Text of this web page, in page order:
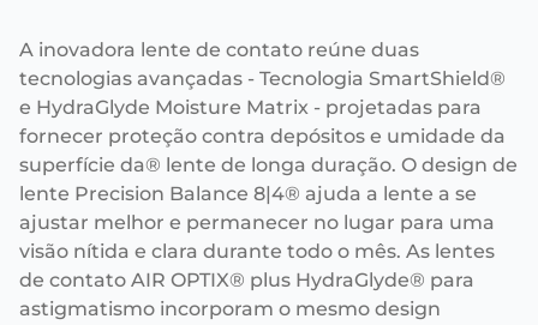
A inovadora lente de contato reúne duas
tecnologias avançadas - Tecnologia SmartShield®
e HydraGlyde Moisture Matrix - projetadas para
fornecer proteção contra depósitos e umidade da
superfície da® lente de longa duração. O design de
lente Precision Balance 8|4® ajuda a lente a se
ajustar melhor e permanecer no lugar para uma
visão nítida e clara durante todo o mês. As lentes
de contato AIR OPTIX® plus HydraGlyde® para
astigmatismo incorporam o mesmo design